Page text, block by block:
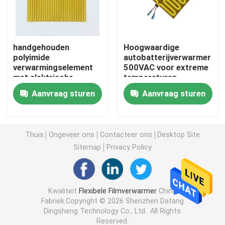
Flexibel het Verwarmen Stootkussen
Polyimide Heater Element
Douane Flexibele Verwarmer
Graphene het Verwarmen Film
Elektrische het Verwarmen Film
handgehouden
polyimide
verwarmingselement
met elektrische
energiebron
industrieel
Aanvraag sturen
Hoogwaardige
autobatterijverwarmer
500VAC voor extreme
temperaturen
Aanvraag sturen
Thuis Ongeveer ons Contacteer ons
Desktop Site
Sitemap
Privacy Policy
Kwaliteit Flexibele FilmverwarmerChina
Fabriek.Copyright © 2026 Shenzhen Datang
Dingsheng Technology Co., Ltd.. All Rights
Reserved.